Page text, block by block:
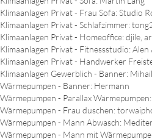
Klimaanlagen Privat - Frau Sofa: Studio
Klimaanlagen Privat - Schlafzimmer:
Klimaanlagen Privat - Homeoffice: djile,
Klimaanlagen Privat - Fitnessstudio: Alen
Klimaanlagen Privat - Handwerker
Klimaanlagen Gewerblich - Banner: Mihail
Wärmepumpen - Banner: Hermann
Wärmepumpen - Parallax
Wärmepumpen - Frau duschen:
Wärmepumpen - Mann Abwasch:
Wärmepumpen - Mann mit